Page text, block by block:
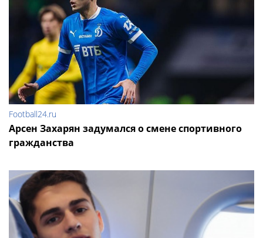
Football24.ru
Арсен Захарян задумался о смене спортивного
гражданства